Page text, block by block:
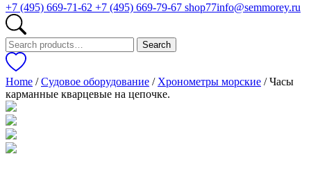
+7 (495) 669-71-62 +7 (495) 669-79-67 shop77info@semmorey.ru
Search
for:
Search
Home /Судовое оборудование / Хронометры морские / Часы
карманные кварцевые на цепочке.